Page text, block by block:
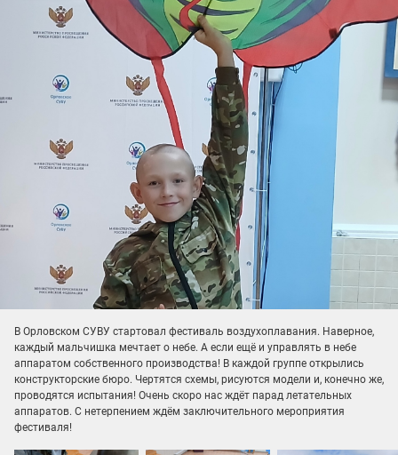
В Орловском СУВУ стартовал фестиваль воздухоплавания. Наверное,
каждый мальчишка мечтает о небе. А если ещё и управлять в небе
аппаратом собственного производства! В каждой группе открылись
конструкторские бюро. Чертятся схемы, рисуются модели и, конечно же,
проводятся испытания! Очень скоро нас ждёт парад летательных
аппаратов. С нетерпением ждём заключительного мероприятия
фестиваля!